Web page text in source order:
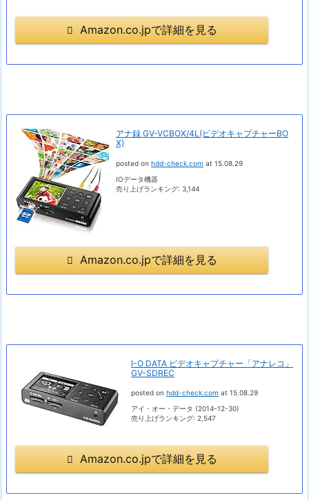
Amazon.co.jpで詳細を見る
アナ録 GV-VCBOX/4L(ビデオキャプチャーBO
X)
posted on hdd-check.com at 15.08.29
IOデータ機器
売り上げランキング: 3,144
Amazon.co.jpで詳細を見る
I-O DATA ビデオキャプチャー「アナレコ」
GV-SDREC
posted on hdd-check.com at 15.08.29
アイ・オー・データ (2014-12-30)
売り上げランキング: 2,547
Amazon.co.jpで詳細を見る